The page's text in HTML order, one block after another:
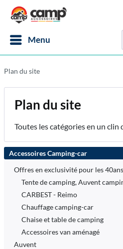
Menu
Plan du site
Plan du site
Toutes les catégories en un
Accessoires Camping-car
Offres en exclusivité pour les
Tente de camping, Auvent
CARBEST - Reimo
Chauffage camping-car
Chaise et table de camping
Accessoires van aménagé
Auvent